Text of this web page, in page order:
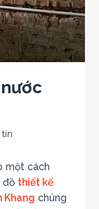
tín
một cách
đồ thiết kế
Khang chúng